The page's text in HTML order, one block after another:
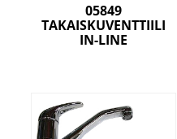
05849
TAKAISKUVENTTIILI
IN-LINE